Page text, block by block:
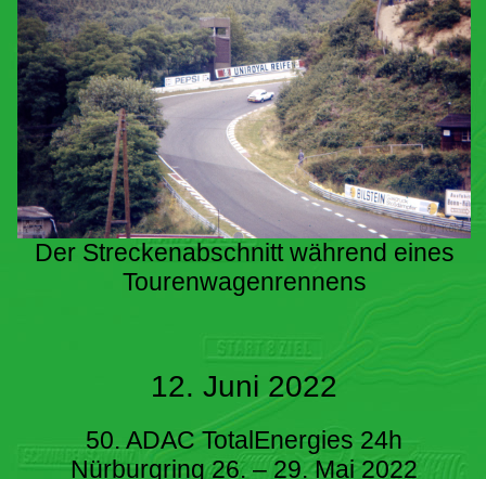
Der Streckenabschnitt während eines
Tourenwagenrennens
12. Juni 2022
50. ADAC TotalEnergies 24h
Nürburgring 26. – 29. Mai 2022